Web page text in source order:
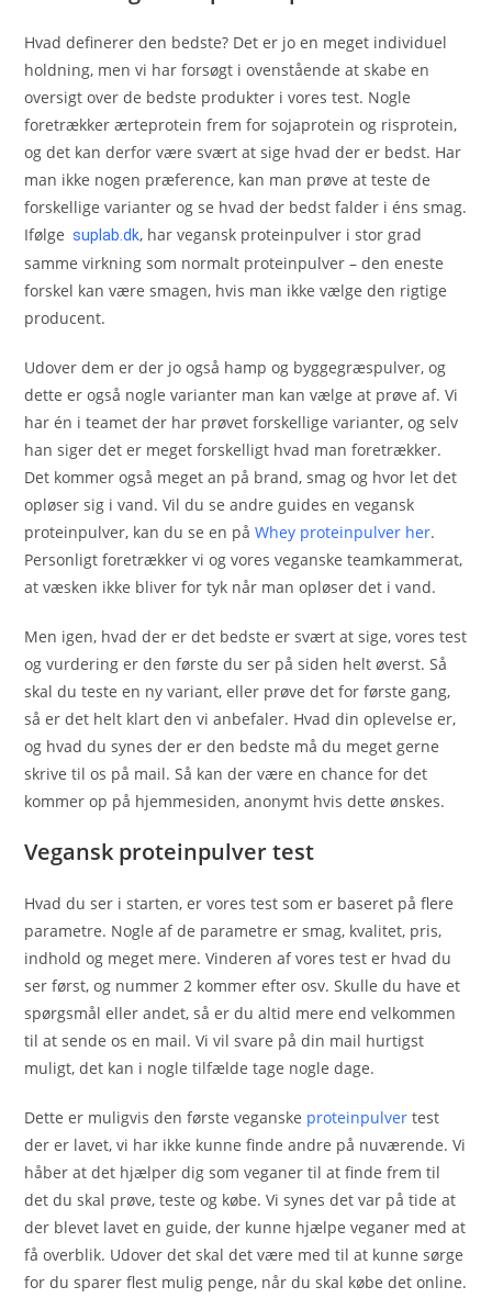
Hvad definerer den bedste? Det er jo en meget individuel
holdning, men vi har forsøgt i ovenstående at skabe en
oversigt over de bedste produkter i vores test. Nogle
foretrækker ærteprotein frem for sojaprotein og risprotein,
og det kan derfor være svært at sige hvad der er bedst. Har
man ikke nogen præference, kan man prøve at teste de
forskellige varianter og se hvad der bedst falder i éns smag.
Ifølge suplab.dk, har vegansk proteinpulver i stor grad
samme virkning som normalt proteinpulver – den eneste
forskel kan være smagen, hvis man ikke vælge den rigtige
producent.
Udover dem er der jo også hamp og byggegræspulver, og
dette er også nogle varianter man kan vælge at prøve af. Vi
har én i teamet der har prøvet forskellige varianter, og selv
han siger det er meget forskelligt hvad man foretrækker.
Det kommer også meget an på brand, smag og hvor let det
opløser sig i vand. Vil du se andre guides en vegansk
proteinpulver, kan du se en påWhey proteinpulver her.
Personligt foretrækker vi og vores veganske teamkammerat,
at væsken ikke bliver for tyk når man opløser det i vand.
Men igen, hvad der er det bedste er svært at sige, vores test
og vurdering er den første du ser på siden helt øverst. Så
skal du teste en ny variant, eller prøve det for første gang,
så er det helt klart den vi anbefaler. Hvad din oplevelse er,
og hvad du synes der er den bedste må du meget gerne
skrive til os på mail. Så kan der være en chance for det
kommer op på hjemmesiden, anonymt hvis dette ønskes.
Vegansk proteinpulver test
Hvad du ser i starten, er vores test som er baseret på flere
parametre. Nogle af de parametre er smag, kvalitet, pris,
indhold og meget mere. Vinderen af vores test er hvad du
ser først, og nummer 2 kommer efter osv. Skulle du have et
spørgsmål eller andet, så er du altid mere end velkommen
til at sende os en mail. Vi vil svare på din mail hurtigst
muligt, det kan i nogle tilfælde tage nogle dage.
Dette er muligvis den første veganske proteinpulvertest
der er lavet, vi har ikke kunne finde andre på nuværende. Vi
håber at det hjælper dig som veganer til at finde frem til
det du skal prøve, teste og købe. Vi synes det var på tide at
der blevet lavet en guide, der kunne hjælpe veganer med at
få overblik. Udover det skal det være med til at kunne sørge
for du sparer flest mulig penge, når du skal købe det online.